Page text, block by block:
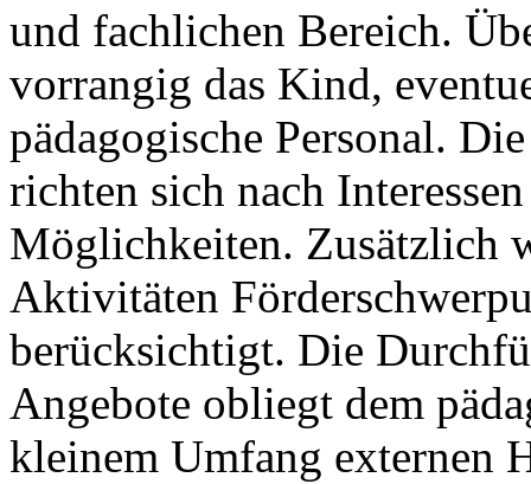
und fachlichen Bereich.
vorrangig das Kind,
pädagogische Personal.
richten sich nach
Möglichkeiten. Zusätzlich
Aktivitäten
berücksichtigt. Die
Angebote obliegt dem
kleinem Umfang externen